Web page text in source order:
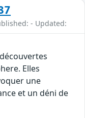
- Updated:
Elles
une
et un déni de